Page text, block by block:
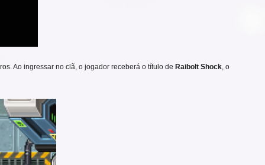
Ao ingressar no clã, o jogador receberá o título de Raibolt Shock, o